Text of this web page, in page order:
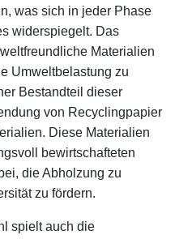
was sich in jeder Phase
widerspiegelt. Das
Materialien
Umweltbelastung zu
Bestandteil dieser
von Recyclingpapier
Diese Materialien
bewirtschafteten
die Abholzung zu
zu fördern.
spielt auch die